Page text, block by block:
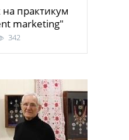
практикум
marketing"
342